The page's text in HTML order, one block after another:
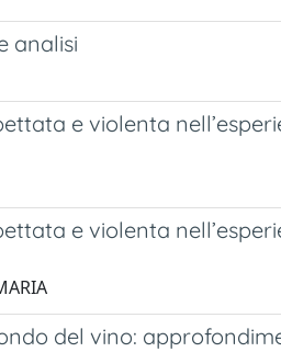
analisi
e violenta
e violenta
del vino: